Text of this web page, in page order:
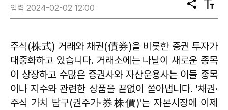
입력 2024-02-02 12:00
공
유
텍
스
기
주식(株式) 거래와 채권(債券)을 비롯한 증권 투자가
대중화하고 있습니다. 거래소에는 나날이 새로운 종목
이 상장하고 수많은 증권사와 자산운용사는 이들 종목
이나 지수와 관련한 상품을 끝없이 쏟아냅니다. '채권·
주식 가치 탐구(권주가·券株價)'는 자본시장에 이제